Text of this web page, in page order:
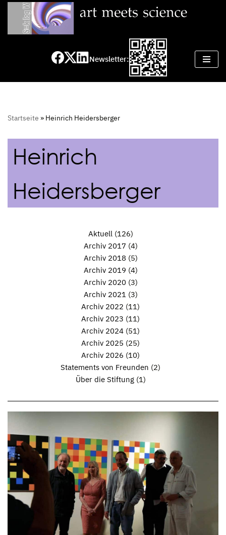
Zum
Newsletter:
Startseite » Heinrich Heidersberger
Heinrich
Heidersberger
Aktuell(126)
Archiv 2017 (4)
Archiv 2018 (5)
Archiv 2019 (4)
Archiv 2020 (3)
Archiv 2021(3)
Archiv 2022 (11)
Archiv 2023 (11)
Archiv 2024 (51)
Archiv 2025 (25)
Archiv 2026 (10)
Statements von Freunden (2)
Über die Stiftung(1)